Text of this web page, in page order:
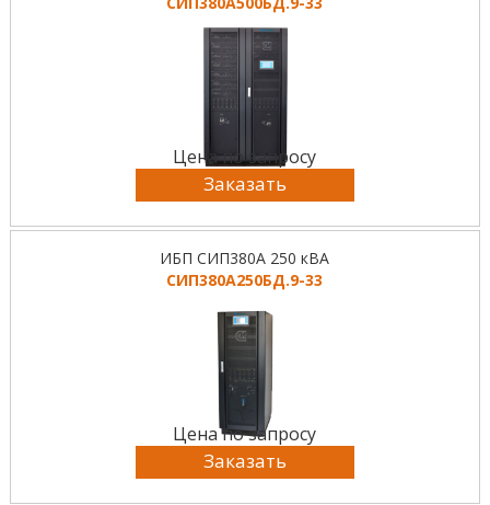
Цена по запросу
Заказать
ИБП СИП380А 250 кВА
СИП380А250БД.9-33
Цена по запросу
Заказать